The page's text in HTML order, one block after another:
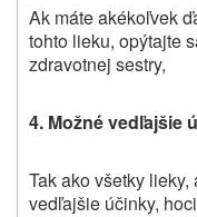
Ak máte akékoľvek
tohto lieku, opýtajte
zdravotnej sestry,
4. Možné vedľajšie
Tak ako všetky
vedľajšie účinky,